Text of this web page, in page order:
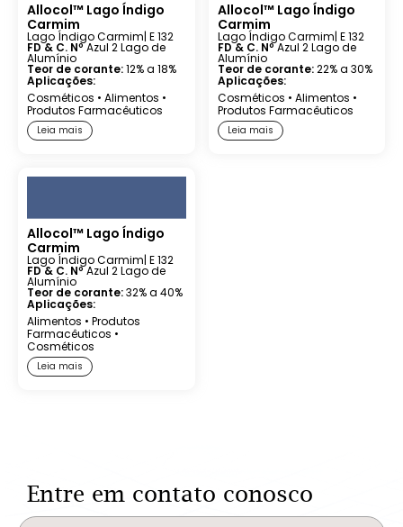
Allocol™ Lago Índigo
Carmim
Lago Índigo Carmim| E 132
FD & C. NºAzul 2 Lago de
Alumínio
Teor de corante:12% a 18%
Aplicações:
Cosméticos • Alimentos •
Produtos Farmacêuticos
Leia mais
Allocol™ Lago Índigo
Carmim
Lago Índigo Carmim| E 132
FD & C. NºAzul 2 Lago de
Alumínio
Teor de corante:22% a 30%
Aplicações:
Cosméticos • Alimentos •
Produtos Farmacêuticos
Leia mais
Allocol™ Lago Índigo
Carmim
Lago Índigo Carmim| E 132
FD & C. NºAzul 2 Lago de
Alumínio
Teor de corante:32% a 40%
Aplicações:
Alimentos • Produtos
Farmacêuticos •
Cosméticos
Leia mais
Entre em contato conosco